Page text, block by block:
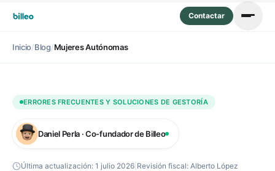
Contactar
Inicio/Blog/Mujeres Autónomas
ERRORES FRECUENTES Y SOLUCIONES DE GESTORÍA
Daniel Perla · Co-fundador de Billeo
Última actualización: 1 julio 2026 Revisión fiscal: Alberto López